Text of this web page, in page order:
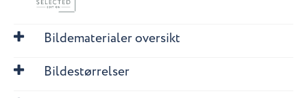
Bildematerialer oversikt
Bildestørrelser